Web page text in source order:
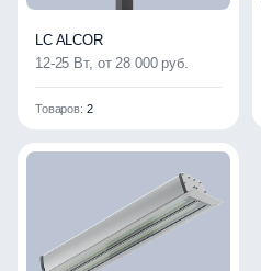
LC ALCOR
12-25 Вт, от 28 000 руб.
Товаров: 2